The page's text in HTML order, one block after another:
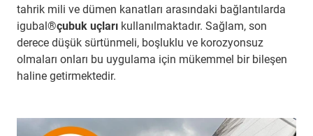
tahrik mili ve dümen kanatları arasındaki bağlantılarda
igubal®çubuk uçları kullanılmaktadır. Sağlam, son
derece düşük sürtünmeli, boşluklu ve korozyonsuz
olmaları onları bu uygulama için mükemmel bir bileşen
haline getirmektedir.